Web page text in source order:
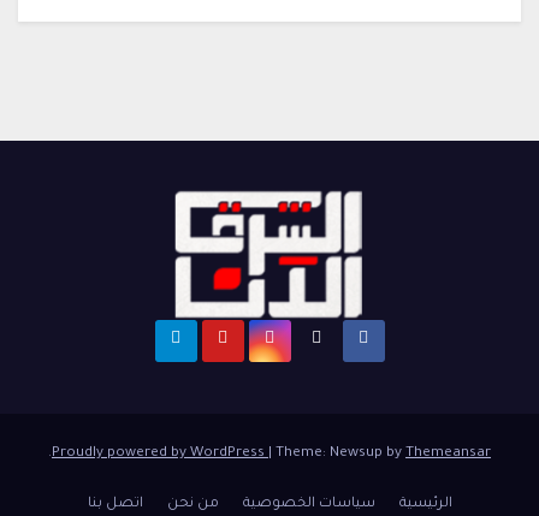
Proudly powered by WordPress Theme: Newsup by Themeansar
.
الرئيسية سياسات الخصوصية من نحن اتصل بنا